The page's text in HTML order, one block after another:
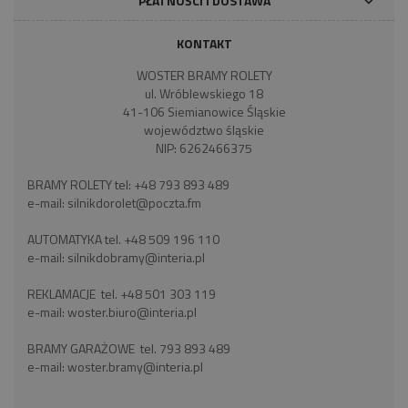
KONTAKT
WOSTER BRAMY ROLETY
ul. Wróblewskiego 18
41-106 Siemianowice Śląskie
województwo śląskie
NIP: 6262466375
BRAMY ROLETY tel: +48 793 893 489
e-mail: silnikdorolet@poczta.fm
AUTOMATYKA tel. +48 509 196 110
e-mail: silnikdobramy@interia.pl
REKLAMACJE tel. +48 501 303 119
e-mail:woster.biuro@interia.pl
BRAMY GARAŻOWE tel. 793 893 489
e-mail:woster.bramy@interia.pl